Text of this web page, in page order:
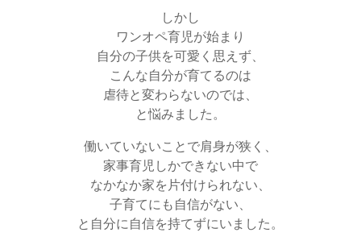
しかし
ワンオペ育児が始まり
自分の子供を可愛く思えず、
こんな自分が育てるのは
虐待と変わらないのでは、
と悩みました。
働いていないことで肩身が狭く、
家事育児しかできない中で
なかなか家を片付けられない、
子育てにも自信がない、
と自分に自信を持てずにいました。